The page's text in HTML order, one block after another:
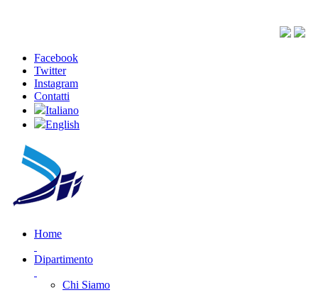
Facebook
Twitter
Instagram
Contatti
Italiano
English
Home
Dipartimento
Chi Siamo